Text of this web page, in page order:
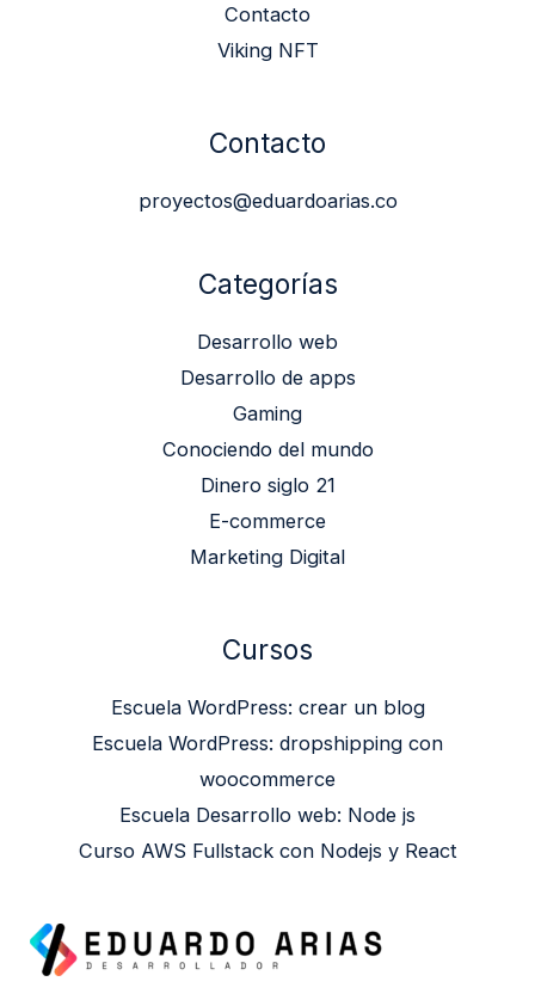
Contacto
Viking NFT
Contacto
proyectos@eduardoarias.co
Categorías
Desarrollo web
Desarrollo de apps
Gaming
Conociendo del mundo
Dinero siglo 21
E-commerce
Marketing Digital
Cursos
Escuela WordPress: crear un blog
Escuela WordPress: dropshipping con
woocommerce
Escuela Desarrollo web: Node js
Curso AWS Fullstack con Nodejs y React